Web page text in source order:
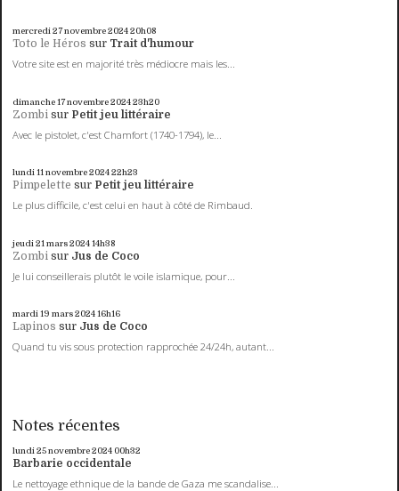
mercredi 27novembre 202420h08
Toto le Héros sur Trait d'humour
Votre site est en majorité très médiocre mais les...
dimanche 17novembre 202423h20
Zombi sur Petit jeu littéraire
Avec le pistolet, c'est Chamfort (1740-1794), le...
lundi 11novembre 202422h23
Pimpelette sur Petit jeu littéraire
Le plus difficile, c'est celui en haut à côté de Rimbaud.
jeudi 21 mars 202414h38
Zombi sur Jus de Coco
Je lui conseillerais plutôt le voile islamique, pour...
mardi 19 mars 202416h16
Lapinos sur Jus de Coco
Quand tu vis sous protection rapprochée 24/24h, autant...
Notes récentes
lundi 25novembre 2024 00h32
Barbarie occidentale
Le nettoyage ethnique de la bande de Gaza me scandalise...